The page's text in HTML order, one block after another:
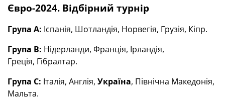
Євро-2024. Відбірний турнір
Група А: Іспанія, Шотландія, Норвегія, Грузія, Кіпр.
Група В: Нідерланди, Франція, Ірландія,
Греція, Гібралтар.
Група С: Італія, Англія, Україна, Північна Македонія,
Мальта.